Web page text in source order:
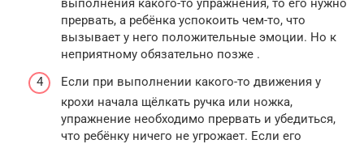
выполнения какого-то упражнения, то его нужно
прервать, а ребёнка успокоить чем-то, что
вызывает у него положительные эмоции. Но к
неприятному обязательно позже .
Если при выполнении какого-то движения у
крохи начала щёлкать ручка или ножка,
упражнение необходимо прервать и убедиться,
что ребёнку ничего не угрожает. Если его